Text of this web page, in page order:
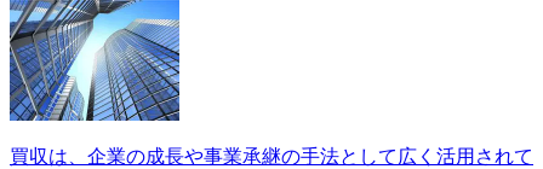
買収は、企業の成長や事業承継の手法として広く活用されて